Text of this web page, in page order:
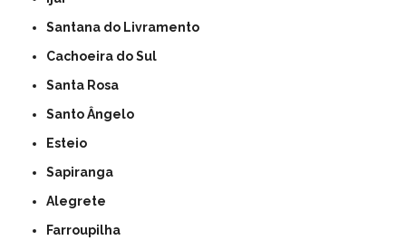
Santana do Livramento
Cachoeira do Sul
Santa Rosa
Santo Ângelo
Esteio
Sapiranga
Alegrete
Farroupilha